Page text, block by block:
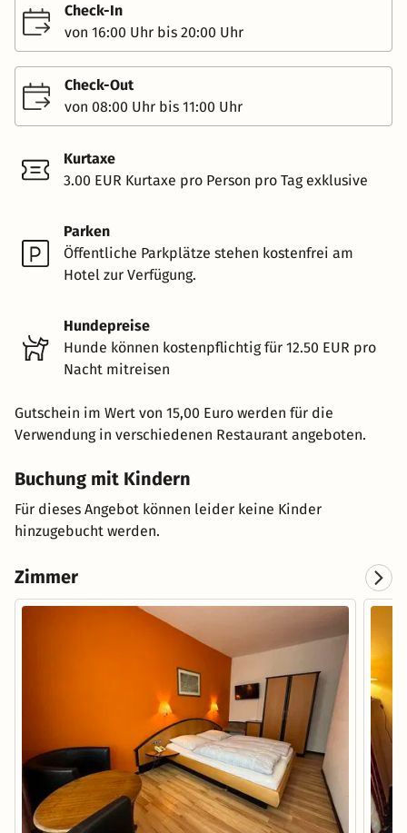
Check-In
von 16:00 Uhr bis 20:00 Uhr
Check-Out
von 08:00 Uhr bis 11:00 Uhr
Kurtaxe
3.00 EUR Kurtaxe pro Person pro Tag exklusive
Parken
Öffentliche Parkplätze stehen kostenfrei am
Hotel zur Verfügung.
Hundepreise
Hunde können kostenpflichtig für 12.50 EUR pro
Nacht mitreisen
Gutschein im Wert von 15,00 Euro werden für die
Verwendung in verschiedenen Restaurant angeboten.
Buchung mit Kindern
Für dieses Angebot können leider keine Kinder
hinzugebucht werden.
Zimmer